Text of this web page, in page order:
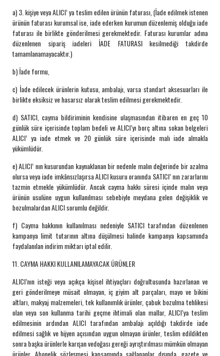
a) 3. kişiye veya ALICI’ ya teslim edilen ürünün faturası, (İade edilmek istenen
ürünün faturası kurumsal ise, iade ederken kurumun düzenlemiş olduğu iade
faturası ile birlikte gönderilmesi gerekmektedir. Faturası kurumlar adına
düzenlenen sipariş iadeleri İADE FATURASI kesilmediği takdirde
tamamlanamayacaktır.)
b) İade formu,
c) İade edilecek ürünlerin kutusu, ambalajı, varsa standart aksesuarları ile
birlikte eksiksiz ve hasarsız olarak teslim edilmesi gerekmektedir.
d) SATICI, cayma bildiriminin kendisine ulaşmasından itibaren en geç 10
günlük süre içerisinde toplam bedeli ve ALICI’yı borç altına sokan belgeleri
ALICI’ ya iade etmek ve 20 günlük süre içerisinde malı iade almakla
yükümlüdür.
e) ALICI’ nın kusurundan kaynaklanan bir nedenle malın değerinde bir azalma
olursa veya iade imkânsızlaşırsa ALICI kusuru oranında SATICI’ nın zararlarını
tazmin etmekle yükümlüdür. Ancak cayma hakkı süresi içinde malın veya
ürünün usulüne uygun kullanılması sebebiyle meydana gelen değişiklik ve
bozulmalardan ALICI sorumlu değildir.
f) Cayma hakkının kullanılması nedeniyle SATICI tarafından düzenlenen
kampanya limit tutarının altına düşülmesi halinde kampanya kapsamında
faydalanılan indirim miktarı iptal edilir.
11. CAYMA HAKKI KULLANILAMAYACAK ÜRÜNLER
ALICI’nın isteği veya açıkça kişisel ihtiyaçları doğrultusunda hazırlanan ve
geri gönderilmeye müsait olmayan, iç giyim alt parçaları, mayo ve bikini
altları, makyaj malzemeleri, tek kullanımlık ürünler, çabuk bozulma tehlikesi
olan veya son kullanma tarihi geçme ihtimali olan mallar, ALICI’ya teslim
edilmesinin ardından ALICI tarafından ambalajı açıldığı takdirde iade
edilmesi sağlık ve hijyen açısından uygun olmayan ürünler, teslim edildikten
sonra başka ürünlerle karışan vedoğası gereği ayrıştırılması mümkün olmayan
ürünler, Abonelik sözleşmesi kapsamında sağlananlar dışında, gazete ve